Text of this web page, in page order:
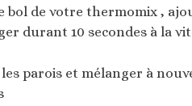
bol de votre thermomix ,
durant 10 secondes à la
parois et mélanger à